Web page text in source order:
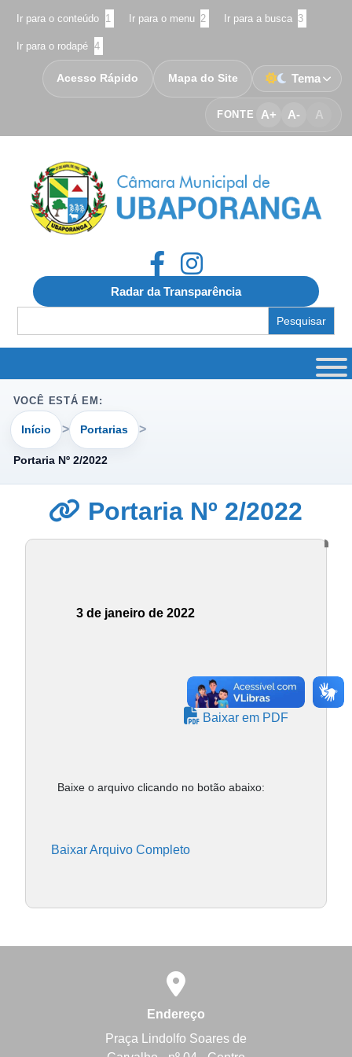
Ir para o conteúdo 1 Ir para o menu 2 Ir para a busca 3
Ir para o rodapé 4
FONTE A+ A- A
Acesso Rápido Mapa do Site Tema
Radar da Transparência
for:
VOCÊ ESTÁ EM:
Início Portarias
Portaria Nº 2/2022
Portaria Nº 2/2022
3 de janeiro de 2022
Baixar em PDF
Baixe o arquivo clicando no botão abaixo:
Baixar Arquivo Completo
Endereço
Praça Lindolfo Soares de